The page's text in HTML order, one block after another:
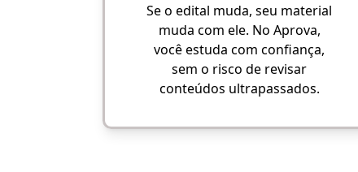
Se o edital muda, seu material
muda com ele. No Aprova,
você estuda com confiança,
sem o risco de revisar
conteúdos ultrapassados.